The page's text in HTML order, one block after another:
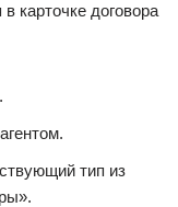
карточке договора
.
тип из